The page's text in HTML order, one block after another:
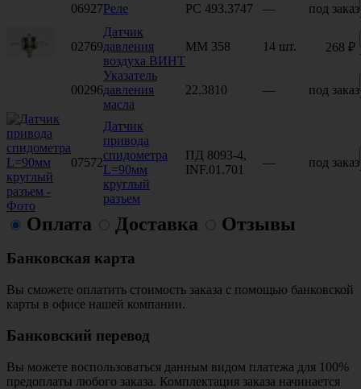
06927Реле РС 493.3747 — под заказ
02769
Датчик
давления
воздуха ВИНТ
ММ 358 14 шт. 268 ₽
00296
Указатель
давления
масла
22.3810 — под заказ
07572
Датчик
привода
спидометра
L=90мм
круглый
разъем
ПД 8093-4,
INF.01.701
— под заказ
Оплата Доставка Отзывы
Банковская карта
Вы сможете оплатить стоимость заказа с помощью банковской
карты в офисе нашей компании.
Банковский перевод
Вы можете воспользоваться данным видом платежа для 100%
предоплаты любого заказа. Комплектация заказа начинается